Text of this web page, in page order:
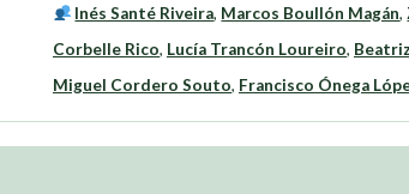
Inés Santé Riveira, Marcos Boullón Magán,
Corbelle Rico, Lucía Trancón Loureiro,
Miguel Cordero Souto, Francisco Ónega